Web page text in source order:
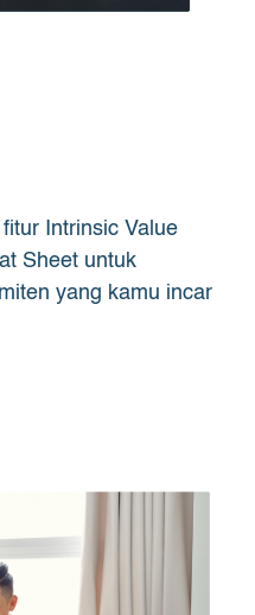
Intrinsic Value
Sheet untuk
yang kamu incar